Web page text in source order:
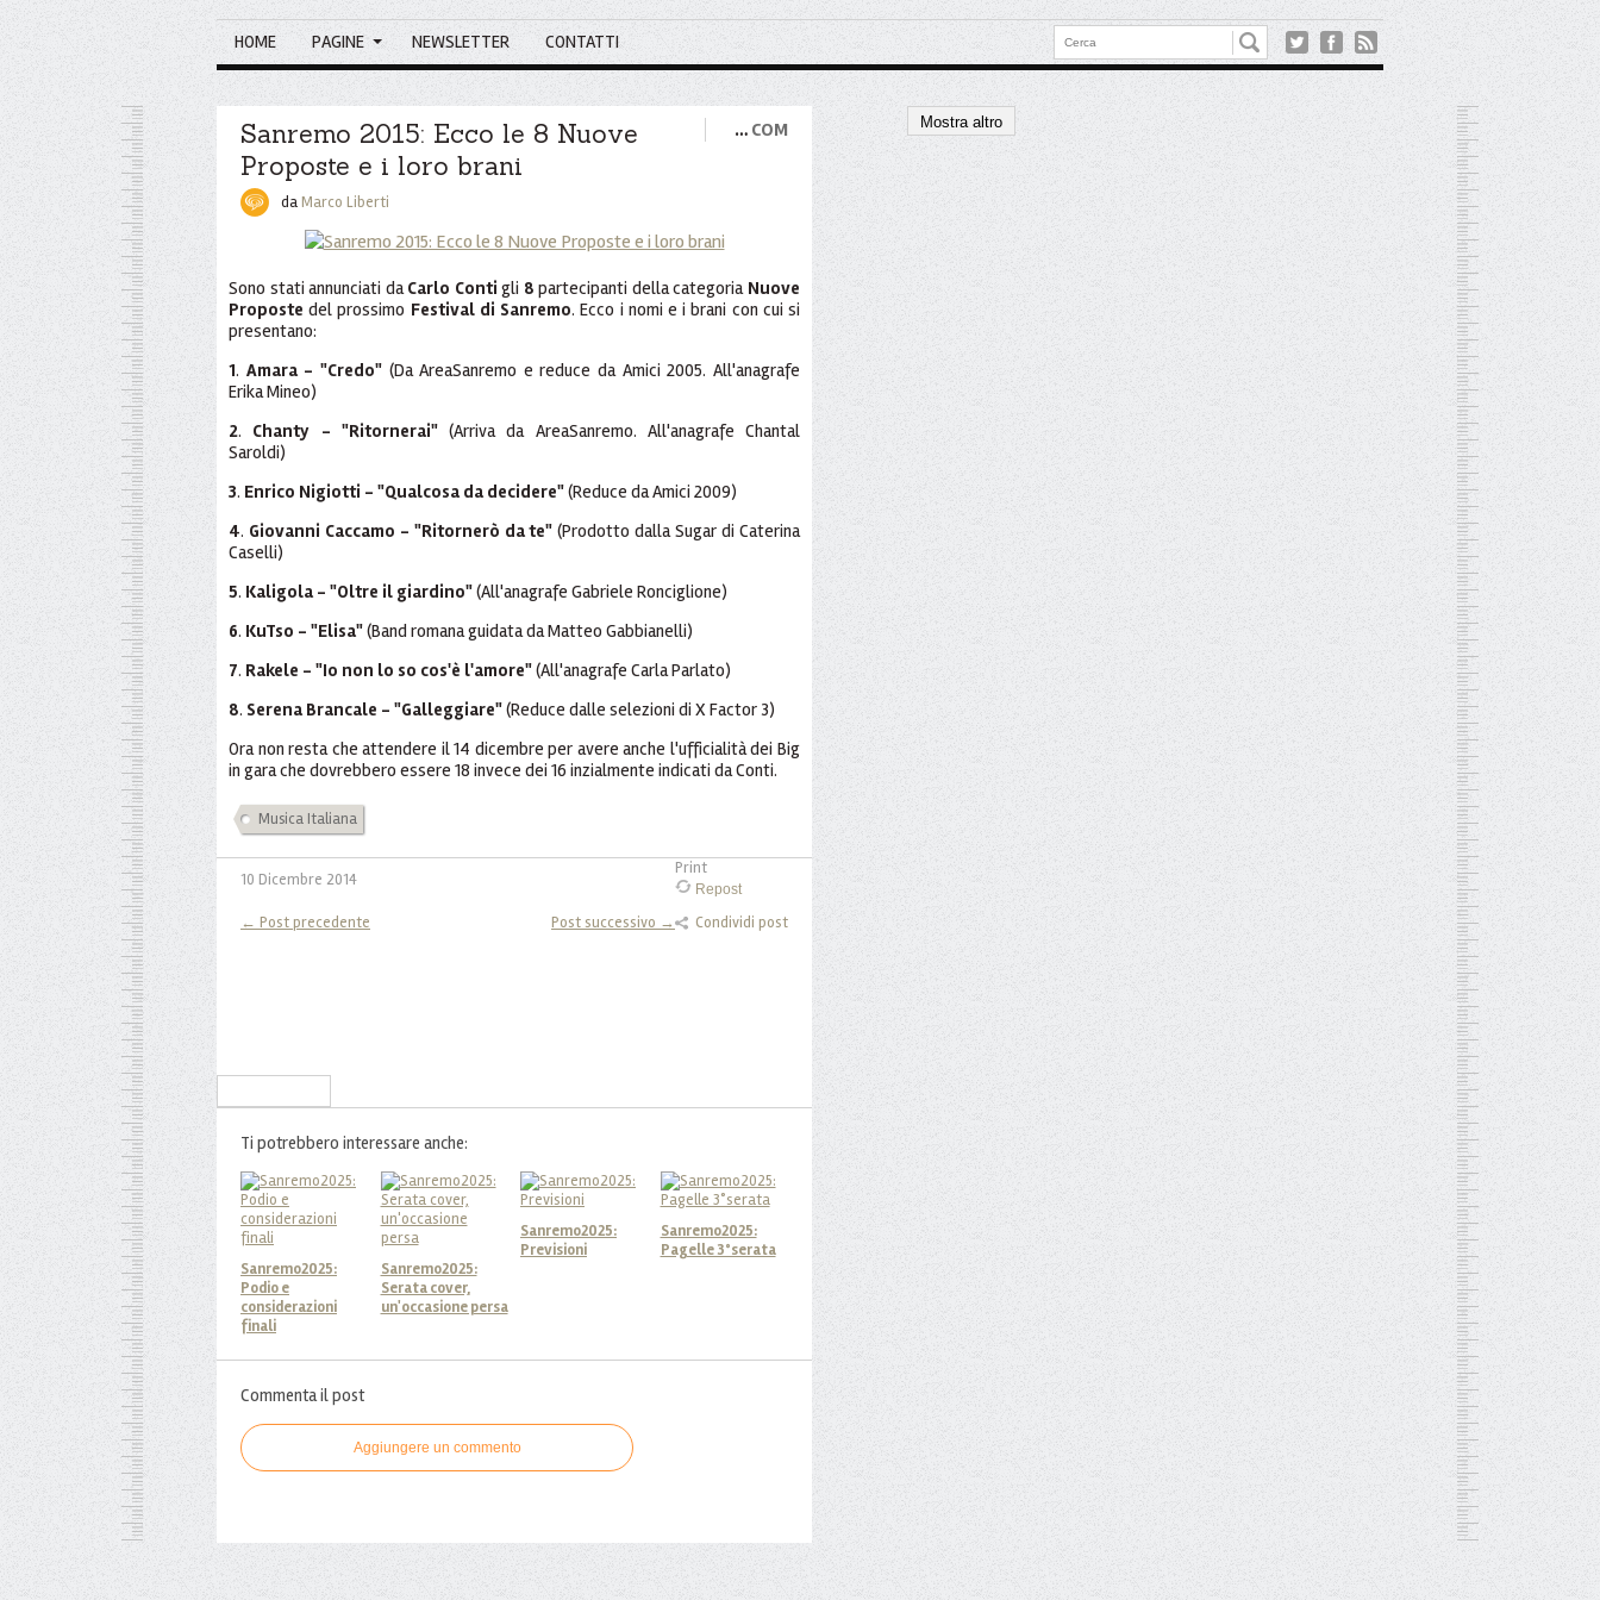
HOME PAGINE NEWSLETTER CONTATTI
Sanremo 2015: Ecco le 8 Nuove
Proposte e i loro brani
… COM
daMarco Liberti
Sono stati annunciati daCarlo Conti gli 8partecipanti della categoria Nuove
Proposte del prossimo Festival di Sanremo. Ecco i nomi e i brani con cui si
presentano:
1. Amara - "Credo" (Da AreaSanremo e reduce da Amici 2005. All'anagrafe
Erika Mineo)
2. Chanty - "Ritornerai"(Arriva da AreaSanremo. All'anagrafe Chantal
Saroldi)
3. Enrico Nigiotti - "Qualcosa da decidere"(Reduce da Amici 2009)
4. Giovanni Caccamo - "Ritornerò da te" (Prodotto dalla Sugar di Caterina
Caselli)
5. Kaligola - "Oltre il giardino"(All'anagrafe Gabriele Ronciglione)
6. KuTso - "Elisa"(Band romana guidata da Matteo Gabbianelli)
7. Rakele - "Io non lo so cos'è l'amore"(All'anagrafe Carla Parlato)
8. Serena Brancale - "Galleggiare"(Reduce dalle selezioni di X Factor 3)
Ora non resta che attendere il 14 dicembre per avere anche l'ufficialità dei Big
in gara che dovrebbero essere 18 invece dei 16 inzialmente indicati da Conti.
Musica Italiana
10 Dicembre 2014
Print
Repost
Condividi post
← Post precedente Post successivo →
Ti potrebbero interessare anche:
Sanremo2025:
Podio e
considerazioni
finali
Sanremo2025:
Serata cover,
un'occasione persa
Sanremo2025:
Previsioni
Sanremo2025:
Pagelle 3°serata
Commenta il post
Aggiungere un commento
Mostra altro